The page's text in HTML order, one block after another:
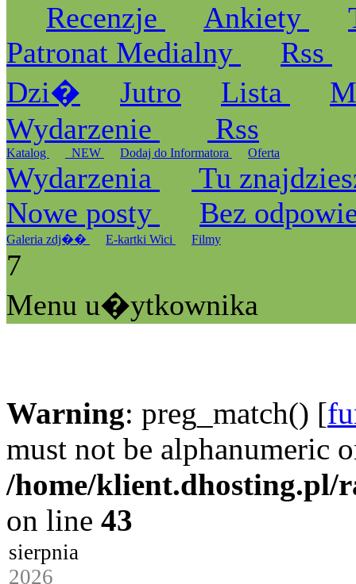
Recenzje
Ankiety
Patronat Medialny
Rss
Dzi�
Jutro Lista
Wydarzenie
Rss
Katalog _NEW Dodaj do Informatora Oferta
Wydarzenia
Tu
Nowe posty
Bez
Galeria zdj�� E-kartki Wici Filmy
7
Menu u�ytkownika
Warning: preg_match() [
must not be alphanumeric
/home/klient.dhosting.pl/
on line 43
sierpnia
2026